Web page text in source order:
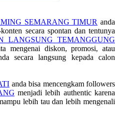
SEMARANG TIMUR anda
secara spontan dan tentunya
LANGSUNG TEMANGGUNG
mengenai diskon, promosi, atau
secara langsung kepada calon
anda bisa mencengkam followers
menjadi lebih authentic karena
lebih tau dan lebih mengenali